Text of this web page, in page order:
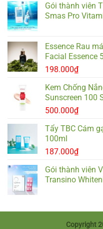
Gói thành viên
Smas Pro
Essence Rau
Facial Essence
198.000₫
Kem Chống
Sunscreen 100
500.000₫
Tẩy TBC Cám
100ml
187.000₫
Gói thành viên
Transino
Copyright